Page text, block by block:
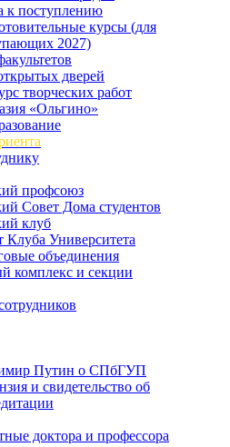
к поступлению
курсы (для
2027)
дверей
творческих работ
«Ольгино»
профсоюз
Совет Дома студентов
клуб
Клуба Университета
объединения
комплекс и секции
Путин о СПбГУП
и свидетельство об
доктора и профессора